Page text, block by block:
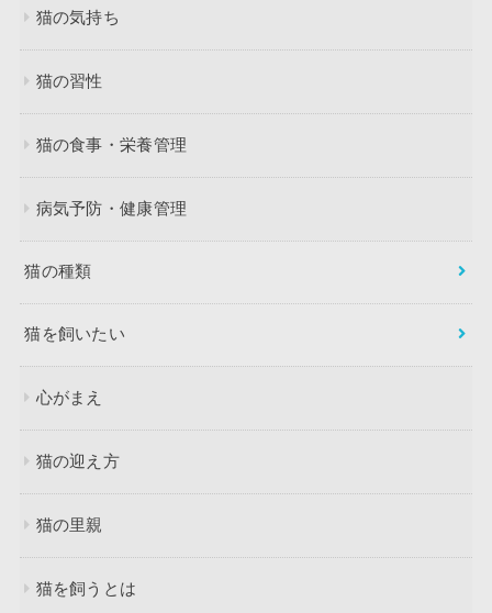
猫の気持ち
猫の習性
猫の食事・栄養管理
病気予防・健康管理
猫の種類
猫を飼いたい
心がまえ
猫の迎え方
猫の里親
猫を飼うとは